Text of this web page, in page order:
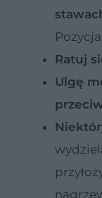
Ratuj
Ulgę